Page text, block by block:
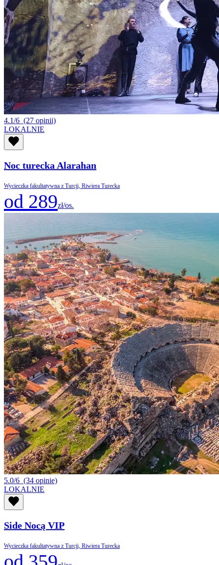
4.1/6 (27 opinii)
LOKALNIE
Noc turecka Alarahan
Wycieczka fakultatywna z Turcji, Riwiera Turecka
od 289zł/os.
5.0/6 (34 opinie)
LOKALNIE
Side Nocą VIP
Wycieczka fakultatywna z Turcji, Riwiera Turecka